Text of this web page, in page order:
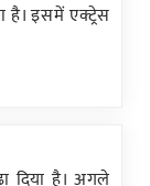
है। इसमें एक्ट्रेस